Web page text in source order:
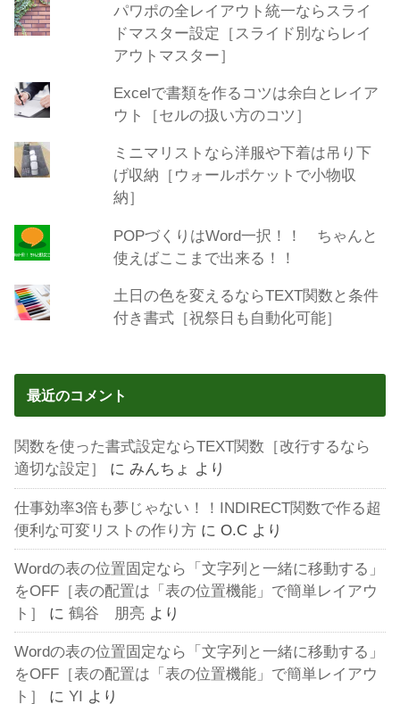
パワポの全レイアウト統一ならスライ
ドマスター設定［スライド別ならレイ
アウトマスター］
Excelで書類を作るコツは余白とレイア
ウト［セルの扱い方のコツ］
ミニマリストなら洋服や下着は吊り下
げ収納［ウォールポケットで小物収
納］
POPづくりはWord一択！！ ちゃんと
使えばここまで出来る！！
土日の色を変えるならTEXT関数と条件
付き書式［祝祭日も自動化可能］
最近のコメント
関数を使った書式設定ならTEXT関数［改行するなら
適切な設定］
にみんちょ より
仕事効率3倍も夢じゃない！！INDIRECT関数で作る超
便利な可変リストの作り方 にO.C より
Wordの表の位置固定なら「文字列と一緒に移動する」
をOFF［表の配置は「表の位置機能」で簡単レイアウ
ト］
に鶴谷 朋亮 より
Wordの表の位置固定なら「文字列と一緒に移動する」
をOFF［表の配置は「表の位置機能」で簡単レイアウ
ト］
にYI より